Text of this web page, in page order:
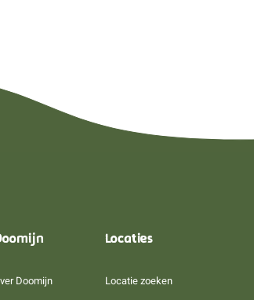
Doomijn
Locaties
Locatie zoeken